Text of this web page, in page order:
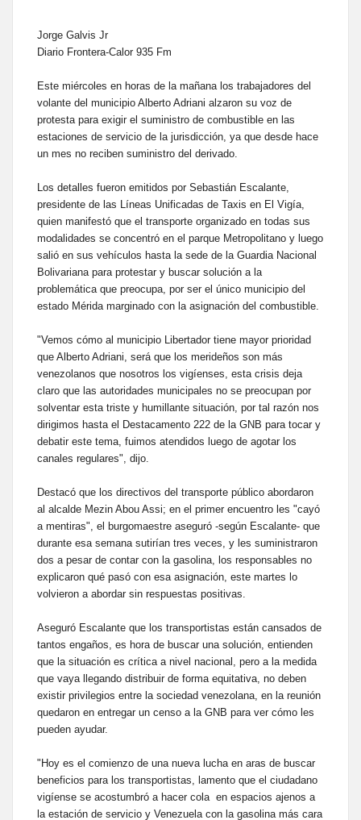
Jorge Galvis Jr
Diario Frontera-Calor 935 Fm
Este miércoles en horas de la mañana los trabajadores del
volante del municipio Alberto Adriani alzaron su voz de
protesta para exigir el suministro de combustible en las
estaciones de servicio de la jurisdicción, ya que desde hace
un mes no reciben suministro del derivado.
Los detalles fueron emitidos por Sebastián Escalante,
presidente de las Líneas Unificadas de Taxis en El Vigía,
quien manifestó que el transporte organizado en todas sus
modalidades se concentró en el parque Metropolitano y luego
salió en sus vehículos hasta la sede de la Guardia Nacional
Bolivariana para protestar y buscar solución a la
problemática que preocupa, por ser el único municipio del
estado Mérida marginado con la asignación del combustible.
"Vemos cómo al municipio Libertador tiene mayor prioridad
que Alberto Adriani, será que los merideños son más
venezolanos que nosotros los vigíenses, esta crisis deja
claro que las autoridades municipales no se preocupan por
solventar esta triste y humillante situación, por tal razón nos
dirigimos hasta el Destacamento 222 de la GNB para tocar y
debatir este tema, fuimos atendidos luego de agotar los
canales regulares", dijo.
Destacó que los directivos del transporte público abordaron
al alcalde Mezin Abou Assi; en el primer encuentro les "cayó
a mentiras", el burgomaestre aseguró -según Escalante- que
durante esa semana sutirían tres veces, y les suministraron
dos a pesar de contar con la gasolina, los responsables no
explicaron qué pasó con esa asignación, este martes lo
volvieron a abordar sin respuestas positivas.
Aseguró Escalante que los transportistas están cansados de
tantos engaños, es hora de buscar una solución, entienden
que la situación es crítica a nivel nacional, pero a la medida
que vaya llegando distribuir de forma equitativa, no deben
existir privilegios entre la sociedad venezolana, en la reunión
quedaron en entregar un censo a la GNB para ver cómo les
pueden ayudar.
"Hoy es el comienzo de una nueva lucha en aras de buscar
beneficios para los transportistas, lamento que el ciudadano
vigíense se acostumbró a hacer cola en espacios ajenos a
la estación de servicio y Venezuela con la gasolina más cara